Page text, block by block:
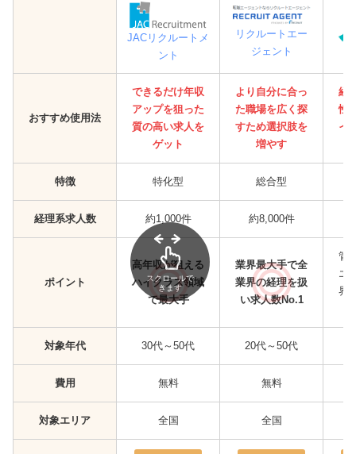
JACリクルートメ
ント
リクルートエー
ジェント
おすすめ使用法
できるだけ年収
アップを狙った
質の高い求人を
ゲット
より自分に合っ
た職場を広く探
すため選択肢を
増やす
経
性
イ
特徴 特化型 総合型
経理系求人数 約1,000件 約8,000件
ポイント
高年収が狙える
ハイクラス領域
で最大手
業界最大手で全
業界の経理を扱
い求人数No.1
管
エ
界
対象年代 30代～50代 20代～50代
費用 無料 無料
対象エリア 全国 全国
スクロールで
きます